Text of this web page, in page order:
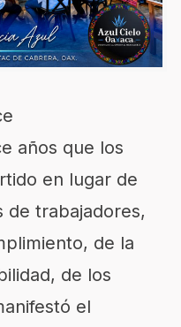
años que los
en lugar de
de trabajadores,
de la
de los
el